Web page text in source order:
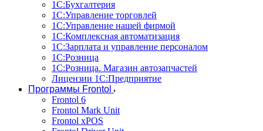
1С:Бухгалтерия
1С:Управление торговлей
1С:Управление нашей фирмой
1С:Комплексная автоматизация
1С:Зарплата и управление персоналом
1С:Розница
1С:Розница. Магазин автозапчастей
Лицензии 1С:Предприятие
Программы Frontol
Frontol 6
Frontol Mark Unit
Frontol xPOS